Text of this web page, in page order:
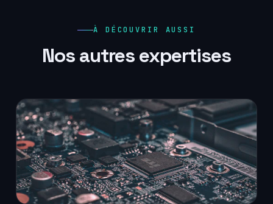
À DÉCOUVRIR AUSSI
Nos autres expertises
Cloud, hébergement &
maintenance
Un système toujours disponible.
EN SAVOIR PLUS →